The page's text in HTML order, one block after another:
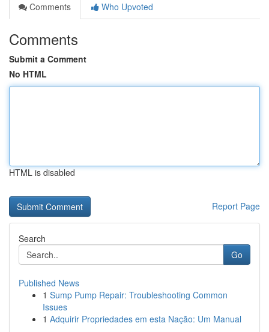
Comments
Who Upvoted
Comments
Submit a Comment
No HTML
HTML is disabled
Report Page
Search
Go
Published News
1 Sump Pump Repair: Troubleshooting Common
Issues
1 Adquirir Propriedades em esta Nação: Um Manual